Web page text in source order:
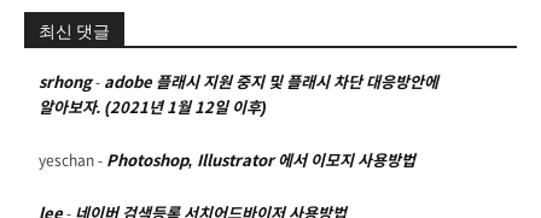
최신 댓글
srhong- adobe 플래시 지원 중지 및 플래시 차단 대응방안에
알아보자. (2021년 1월 12일 이후)
yeschan - Photoshop, Illustrator 에서 이모지 사용방법
lee - 네이버 검색등록 서치어드바이저 사용방법